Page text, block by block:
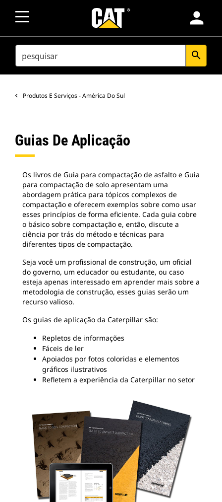
person
SEARCH search
Produtos E Serviços - América Do Sul
Guias De Aplicação
Os livros de Guia para compactação de asfalto e Guia
para compactação de solo apresentam uma
abordagem prática para tópicos complexos de
compactação e oferecem exemplos sobre como usar
esses princípios de forma eficiente. Cada guia cobre
o básico sobre compactação e, então, discute a
ciência por trás do método e técnicas para
diferentes tipos de compactação.
Seja você um profissional de construção, um oficial
do governo, um educador ou estudante, ou caso
esteja apenas interessado em aprender mais sobre a
metodologia de construção, esses guias serão um
recurso valioso.
Os guias de aplicação da Caterpillar são:
Repletos de informações
Fáceis de ler
Apoiados por fotos coloridas e elementos
gráficos ilustrativos
Refletem a experiência da Caterpillar no setor